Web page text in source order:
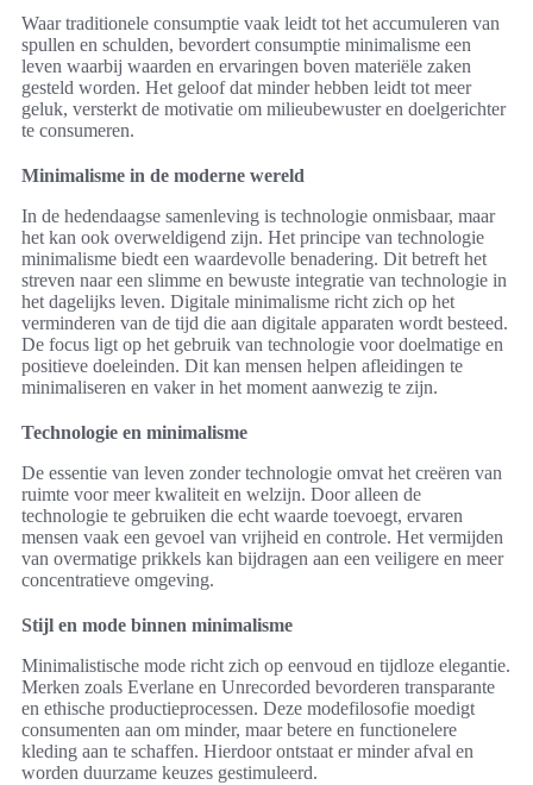
Waar traditionele consumptie vaak leidt tot het accumuleren van
spullen en schulden, bevordert consumptie minimalisme een
leven waarbij waarden en ervaringen boven materiële zaken
gesteld worden. Het geloof dat minder hebben leidt tot meer
geluk, versterkt de motivatie om milieubewuster en doelgerichter
te consumeren.
Minimalisme in de moderne wereld
In de hedendaagse samenleving is technologie onmisbaar, maar
het kan ook overweldigend zijn. Het principe van technologie
minimalisme biedt een waardevolle benadering. Dit betreft het
streven naar een slimme en bewuste integratie van technologie in
het dagelijks leven. Digitale minimalisme richt zich op het
verminderen van de tijd die aan digitale apparaten wordt besteed.
De focus ligt op het gebruik van technologie voor doelmatige en
positieve doeleinden. Dit kan mensen helpen afleidingen te
minimaliseren en vaker in het moment aanwezig te zijn.
Technologie en minimalisme
De essentie van leven zonder technologie omvat het creëren van
ruimte voor meer kwaliteit en welzijn. Door alleen de
technologie te gebruiken die echt waarde toevoegt, ervaren
mensen vaak een gevoel van vrijheid en controle. Het vermijden
van overmatige prikkels kan bijdragen aan een veiligere en meer
concentratieve omgeving.
Stijl en mode binnen minimalisme
Minimalistische mode richt zich op eenvoud en tijdloze elegantie.
Merken zoals Everlane en Unrecorded bevorderen transparante
en ethische productieprocessen. Deze modefilosofie moedigt
consumenten aan om minder, maar betere en functionelere
kleding aan te schaffen. Hierdoor ontstaat er minder afval en
worden duurzame keuzes gestimuleerd.